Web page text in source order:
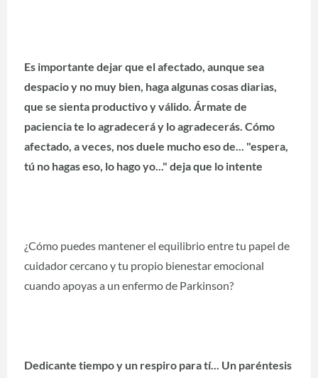
Es importante dejar que el afectado, aunque sea
despacio y no muy bien, haga algunas cosas diarias,
que se sienta productivo y válido. Ármate de
paciencia te lo agradecerá y lo agradecerás. Cómo
afectado, a veces, nos duele mucho eso de... "espera,
tú no hagas eso, lo hago yo..." deja que lo intente
¿Cómo puedes mantener el equilibrio entre tu papel de
cuidador cercano y tu propio bienestar emocional
cuando apoyas a un enfermo de Parkinson?
Dedicante tiempo y un respiro para tí... Un paréntesis